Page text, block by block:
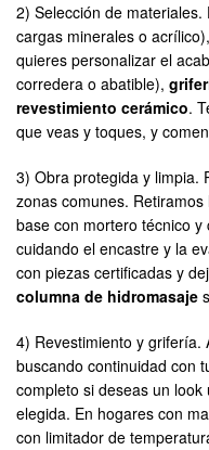
2) Selección de materiales.
cargas minerales o
quieres personalizar el
corredera o abatible),
revestimiento cerámico.
que veas y toques, y
3) Obra protegida y limpia.
zonas comunes.
base con mortero técnico
cuidando el encastre y la
con piezas certificadas y
columna de hidromasaje
4) Revestimiento y grifería.
buscando continuidad con
completo si deseas un
elegida. En hogares con
con limitador de